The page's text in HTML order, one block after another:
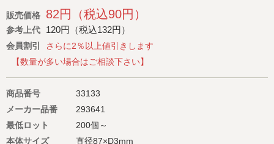
販売価格 82円（税込90円）
参考上代 120円（税込132円）
会員割引
さらに2％以上値引きします
【数量が多い場合はご相談下さい】
商品番号
33133
メーカー品番
293641
最低ロット
200個～
本体サイズ
直径87×D3mm